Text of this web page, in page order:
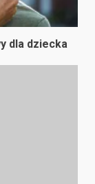
dla dziecka